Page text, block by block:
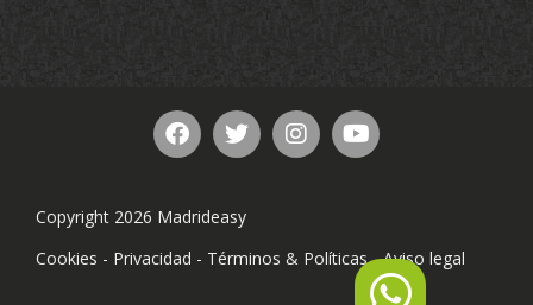
Copyright 2026 Madrideasy
Cookies - Privacidad - Términos & Políticas-Aviso legal